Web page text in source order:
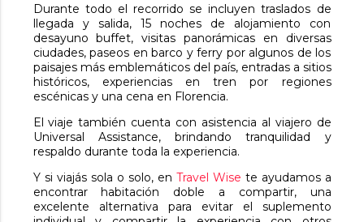
Durante todo el recorrido se incluyen traslados de
llegada y salida, 15 noches de alojamiento con
desayuno buffet, visitas panorámicas en diversas
ciudades, paseos en barco y ferry por algunos de los
paisajes más emblemáticos del país, entradas a sitios
históricos, experiencias en tren por regiones
escénicas y una cena en Florencia.
El viaje también cuenta con asistencia al viajero de
Universal Assistance, brindando tranquilidad y
respaldo durante toda la experiencia.
Y si viajás sola o solo, en Travel Wise te ayudamos a
encontrar habitación doble a compartir, una
excelente alternativa para evitar el suplemento